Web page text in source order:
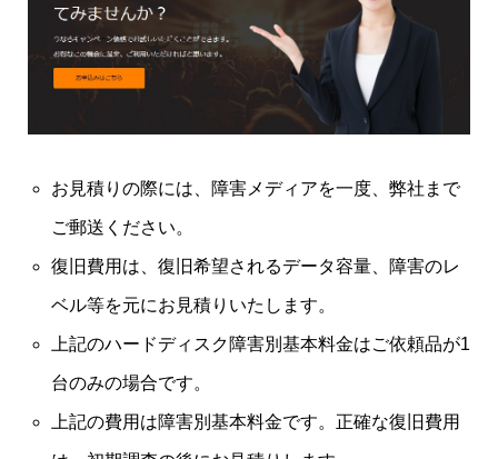
お見積りの際には、障害メディアを一度、弊社まで
ご郵送ください。
復旧費用は、復旧希望されるデータ容量、障害のレ
ベル等を元にお見積りいたします。
上記のハードディスク障害別基本料金はご依頼品が1
台のみの場合です。
上記の費用は障害別基本料金です。正確な復旧費用